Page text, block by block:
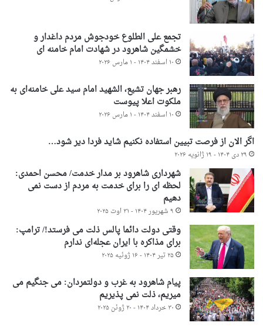
تجمع علی الطلوع خودجوش مردم داغدار و
خشمگین شاهرود در شهادت امام خامنه ای
۱۰ اسفند ۱۴۰۴ - ۱ مارس ۲۰۲۶
رهبر جهان تشیع، الشهید امام سید علی خامنه‌ای به
ملکوت اعلا پیوست
۱۰ اسفند ۱۴۰۴ - ۱ مارس ۲۰۲۶
اگر الان از فرصت تبیین استفاده نکنیم شاید فردا دیر شود…
۲۹ دی ۱۴۰۴ - ۱۹ ژانویه ۲۰۲۶
شهرداری شاهرود بر مدار خدمت/ محسن احمدی:
لحظه ای را برای خدمت به مردم از دست نمی
دهیم
۹ شهریور ۱۴۰۴ - ۳۱ اوت ۲۰۲۵
وقتی دولت دائما پالس ذلت می فرستد!/ ترامپ:
برای مذاکره با ایران عجله‌ای ندارم
۲۵ تیر ۱۴۰۴ - ۱۶ ژوئیه ۲۰۲۵
پیام شاهرود به غرب و دولتمردان: می جنگیم می
میریم، ذلت نمی پذیریم
۳۰ خرداد ۱۴۰۴ - ۲۰ ژوئن ۲۰۲۵